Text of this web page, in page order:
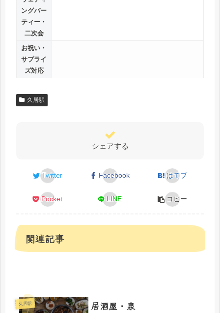
ングパー
ティー・
二次会
お祝い・
サプライ
ズ対応
久居駅
シェアする
Twitter Facebook はてブ
Pocket LINE コピー
関連記事
久居駅 居酒屋・泉